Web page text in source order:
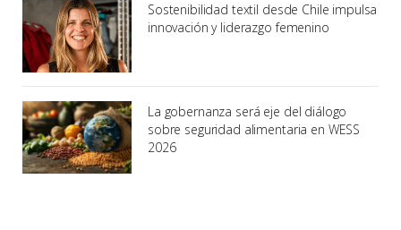
Sostenibilidad textil desde Chile impulsa
innovación y liderazgo femenino
La gobernanza será eje del diálogo
sobre seguridad alimentaria en WESS
2026